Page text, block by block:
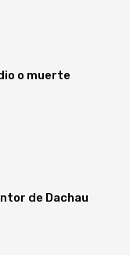
o muerte
de Dachau